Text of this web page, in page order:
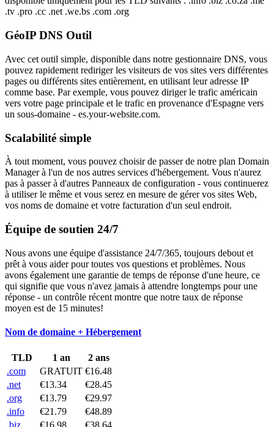
.tv .pro .cc .net .we.bs .com .org
GéoIP DNS Outil
Avec cet outil simple, disponible dans notre gestionnaire DNS, vous
pouvez rapidement rediriger les visiteurs de vos sites vers différentes
pages ou différents sites entièrement, en utilisant leur adresse IP
comme base. Par exemple, vous pouvez diriger le trafic américain
vers votre page principale et le trafic en provenance d'Espagne vers
un sous-domaine - es.your-website.com.
Scalabilité simple
À tout moment, vous pouvez choisir de passer de notre plan Domain
Manager à l'un de nos autres services d'hébergement. Vous n'aurez
pas à passer à d'autres Panneaux de configuration - vous continuerez
à utiliser le même et vous serez en mesure de gérer vos sites Web,
vos noms de domaine et votre facturation d'un seul endroit.
Équipe de soutien 24/7
Nous avons une équipe d'assistance 24/7/365, toujours debout et
prêt à vous aider pour toutes vos questions et problèmes. Nous
avons également une garantie de temps de réponse d'une heure, ce
qui signifie que vous n'avez jamais à attendre longtemps pour une
réponse - un contrôle récent montre que notre taux de réponse
moyen est de 15 minutes!
Nom de domaine + Hébergement
TLD 1 an
2 ans
.com
GRATUIT €16.48
.net
€13.34
€28.45
.org
€13.79
€29.97
.info
€21.79
€48.89